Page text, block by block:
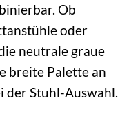
Ob
oder
neutrale graue
breite Palette an
der Stuhl-Auswahl.